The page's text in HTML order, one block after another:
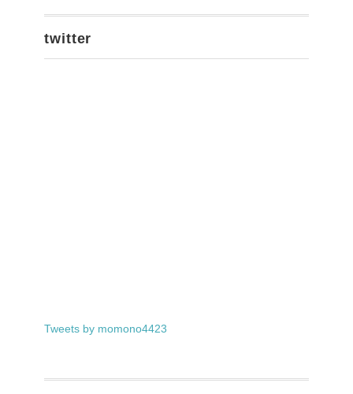
twitter
Tweets by momono4423